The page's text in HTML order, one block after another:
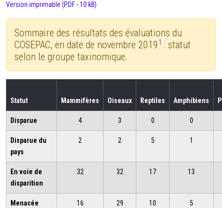
Version imprimable (PDF - 10 kB)
Sommaire des résultats des évaluations du
COSEPAC, en date de novembre 20191 : statut
selon le groupe taxinomique.
Statut Mammifères Oiseaux Reptiles Amphibiens
Disparue 4 3 0 0
Disparue du
pays
2 2 5 1
En voie de
disparition
32 32 17 13
Menacée 16 29 10 5